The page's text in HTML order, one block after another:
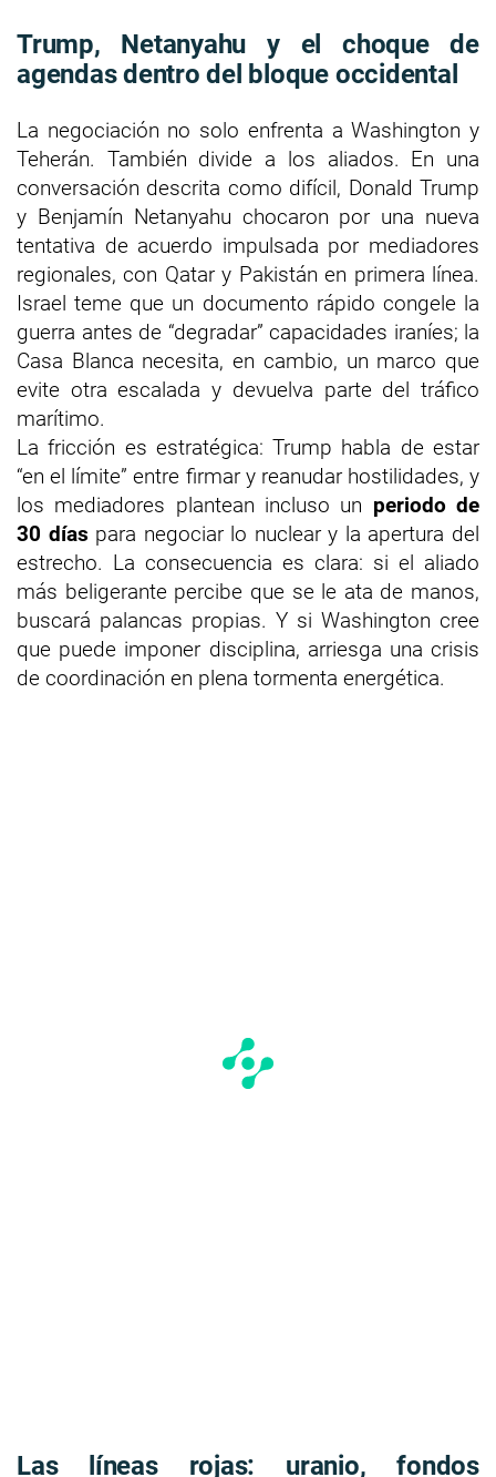
Trump, Netanyahu y el choque de
agendas dentro del bloque occidental
La negociación no solo enfrenta a Washington y
Teherán. También divide a los aliados. En una
conversación descrita como difícil, Donald Trump
y Benjamín Netanyahu chocaron por una nueva
tentativa de acuerdo impulsada por mediadores
regionales, con Qatar y Pakistán en primera línea.
Israel teme que un documento rápido congele la
guerra antes de “degradar” capacidades iraníes; la
Casa Blanca necesita, en cambio, un marco que
evite otra escalada y devuelva parte del tráfico
marítimo.
La fricción es estratégica: Trump habla de estar
“en el límite” entre firmar y reanudar hostilidades, y
los mediadores plantean incluso un periodo de
30 días para negociar lo nuclear y la apertura del
estrecho. La consecuencia es clara: si el aliado
más beligerante percibe que se le ata de manos,
buscará palancas propias. Y si Washington cree
que puede imponer disciplina, arriesga una crisis
de coordinación en plena tormenta energética.
Las líneas rojas: uranio, fondos